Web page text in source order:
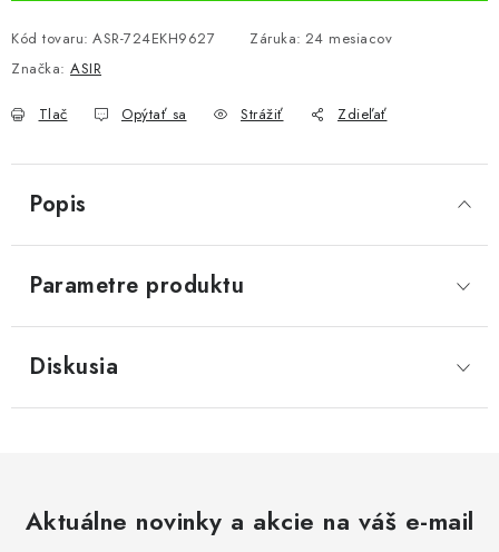
Kód tovaru: ASR-724EKH9627 Záruka: 24 mesiacov
Značka: ASIR
Tlač Opýtať sa Strážiť Zdieľať
Popis
Parametre produktu
Diskusia
Aktuálne novinky a akcie na váš e-mail